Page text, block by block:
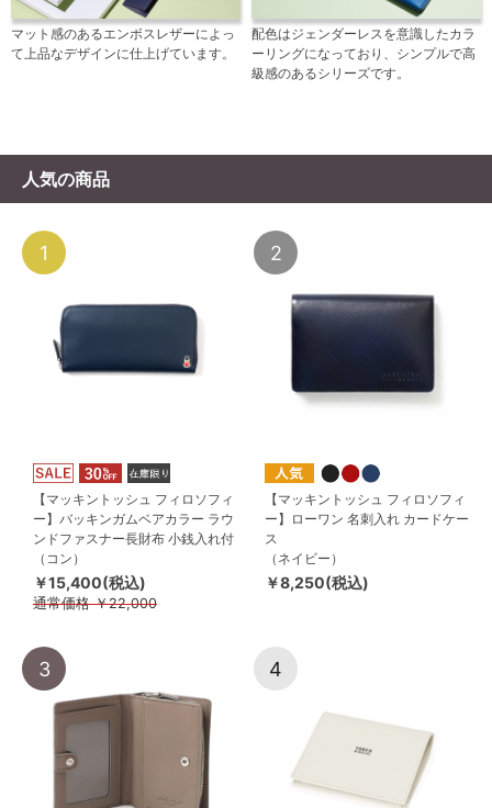
マット感のあるエンボスレザーによっ
て上品なデザインに仕上げています。
配色はジェンダーレスを意識したカラ
ーリングになっており、シンプルで高
級感のあるシリーズです。
人気の商品
1
【マッキントッシュ フィロソフィ
ー】バッキンガムベアカラー ラウ
ンドファスナー長財布 小銭入れ付
（コン）
￥15,400(税込)
通常価格￥22,000
2
【マッキントッシュ フィロソフィ
ー】ローワン 名刺入れ カードケー
ス
（ネイビー）
￥8,250(税込)
3 4